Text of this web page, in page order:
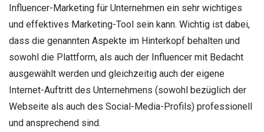
Influencer-Marketing für Unternehmen ein sehr wichtiges
und effektives Marketing-Tool sein kann. Wichtig ist dabei,
dass die genannten Aspekte im Hinterkopf behalten und
sowohl die Plattform, als auch der Influencer mit Bedacht
ausgewählt werden und gleichzeitig auch der eigene
Internet-Auftritt des Unternehmens (sowohl bezüglich der
Webseite als auch des Social-Media-Profils) professionell
und ansprechend sind.